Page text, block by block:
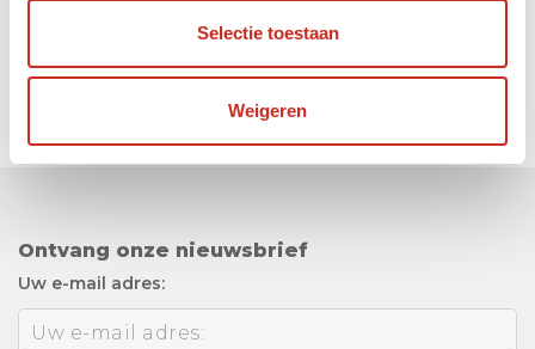
Selectie toestaan
Weigeren
Ontvang onze nieuwsbrief
Uw e-mail adres: